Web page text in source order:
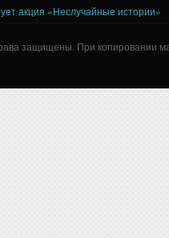
акция «Неслучайные истории»
защищены. При копировании